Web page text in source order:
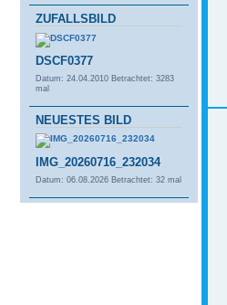
ZUFALLSBILD
DSCF0377
Datum: 24.04.2010 Betrachtet: 3283
mal
NEUESTES BILD
IMG_20260716_232034
Datum: 06.08.2026 Betrachtet: 32 mal